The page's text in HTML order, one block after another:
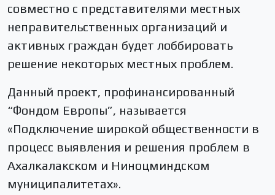
совместно с представителями местных
неправительственных организаций и
активных граждан будет лоббировать
решение некоторых местных проблем.
Данный проект, профинансированный
“Фондом Европы”, называется
«Подключение широкой общественности в
процесс выявления и решения проблем в
Ахалкалакском и Ниноцминдском
муниципалитетах».